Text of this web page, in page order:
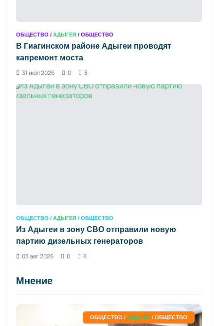
ОБЩЕСТВО / АДЫГЕЯ / ОБЩЕСТВО
В Гиагинском районе Адыгеи проводят
капремонт моста
31 июл 2026
0 8
ОБЩЕСТВО / АДЫГЕЯ / ОБЩЕСТВО
Из Адыгеи в зону СВО отправили новую
партию дизельных генераторов
03 авг 2026
0 8
Мнение
ОБЩЕСТВО / АДЫГЕЯ / ОБЩЕСТВО